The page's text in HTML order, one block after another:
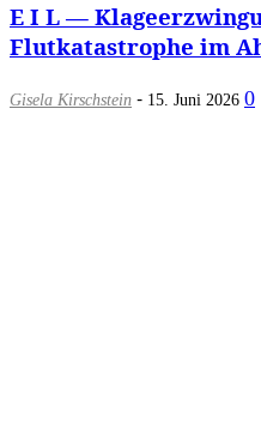
E I L —
Flutkatastrophe im
Gisela Kirschstein - 15. Juni 2026 0